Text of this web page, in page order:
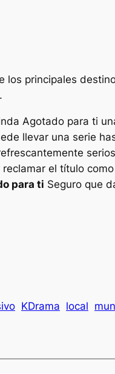
principales
Agotado para ti
llevar una serie
el título
para ti Seguro que
KDrama local